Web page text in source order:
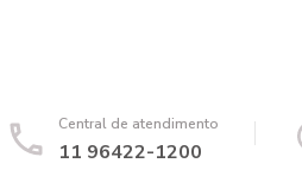
Central de atendimento
11 96422-1200